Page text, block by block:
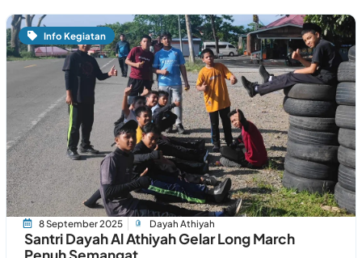
Info Kegiatan
8 September 2025 Dayah Athiyah
Santri Dayah Al Athiyah Gelar Long March